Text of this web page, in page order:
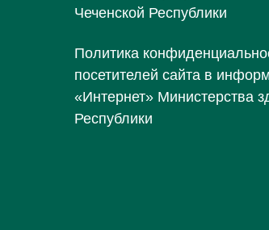
Чеченской Республики
Политика
посетителей сайта в
«Интернет» Министерства
Республики